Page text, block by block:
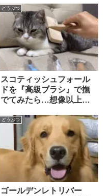
どうぶつ
スコティッシュフォール
ドを『高級ブラシ』で撫
でてみたら…想像以上の
どうぶつ
ゴールデンレトリバー